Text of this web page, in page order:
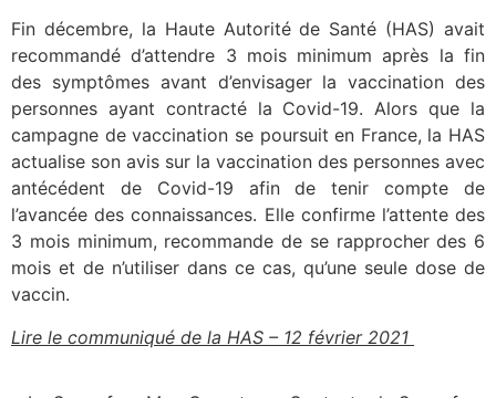
Fin décembre, la Haute Autorité de Santé (HAS) avait
recommandé d’attendre 3 mois minimum après la fin
des symptômes avant d’envisager la vaccination des
personnes ayant contracté la Covid-19. Alors que la
campagne de vaccination se poursuit en France, la HAS
actualise son avis sur la vaccination des personnes avec
antécédent de Covid-19 afin de tenir compte de
l’avancée des connaissances. Elle confirme l’attente des
3 mois minimum, recommande de se rapprocher des 6
mois et de n’utiliser dans ce cas, qu’une seule dose de
vaccin.
Lire le communiqué de la HAS – 12 février 2021